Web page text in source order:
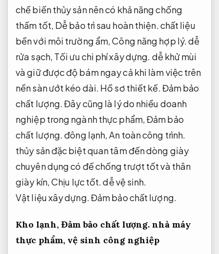
chế biến thủy sản nên có khả năng chống
thấm tốt, Dễ bảo trì sau hoàn thiện.chất liệu
bền với môi trường ẩm,Công năng hợp lý.dễ
rửa sạch, Tối ưu chi phí xây dựng. dễ khử mùi
và giữ được độ bám ngay cả khi làm việc trên
nền sàn ướt kéo dài. Hồ sơ thiết kế.Đảm bảo
chất lượng.Đây cũng là lý do nhiều doanh
nghiệp trong ngành thực phẩm,Đảm bảo
chất lượng. đông lạnh,An toàn công trình.
thủy sản đặc biệt quan tâm đến dòng giày
chuyên dụng có đế chống trượt tốt và thân
giày kín,Chịu lực tốt.dễ vệ sinh.
Vật liệu xây dựng.Đảm bảo chất lượng.
Kho lạnh, Đảm bảo chất lượng. nhà máy
thực phẩm, vệ sinh công nghiệp